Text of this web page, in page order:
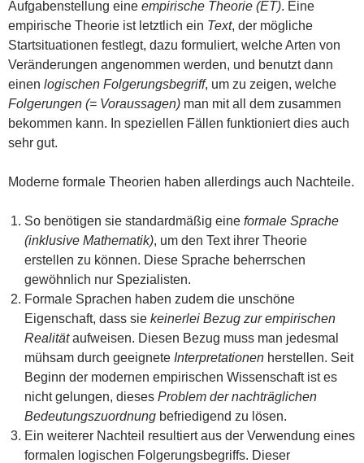
Aufgabenstellung eine empirische Theorie (ET). Eine
empirische Theorie ist letztlich ein Text, der mögliche
Startsituationen festlegt, dazu formuliert, welche Arten von
Veränderungen angenommen werden, und benutzt dann
einen logischen Folgerungsbegriff, um zu zeigen, welche
Folgerungen (= Voraussagen) man mit all dem zusammen
bekommen kann. In speziellen Fällen funktioniert dies auch
sehr gut.
Moderne formale Theorien haben allerdings auch Nachteile.
So benötigen sie standardmäßig eine formale Sprache
(inklusive Mathematik), um den Text ihrer Theorie
erstellen zu können. Diese Sprache beherrschen
gewöhnlich nur Spezialisten.
Formale Sprachen haben zudem die unschöne
Eigenschaft, dass sie keinerlei Bezug zur empirischen
Realitätaufweisen. Diesen Bezug muss man jedesmal
mühsam durch geeignete Interpretationen herstellen. Seit
Beginn der modernen empirischen Wissenschaft ist es
nicht gelungen, dieses Problem der nachträglichen
Bedeutungszuordnung befriedigend zu lösen.
Ein weiterer Nachteil resultiert aus der Verwendung eines
formalen logischen Folgerungsbegriffs. Dieser